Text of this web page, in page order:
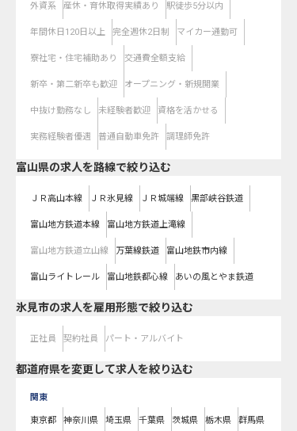
外資系 産休・育休取得実績あり 駅徒歩5分以内
年間休日120日以上 完全週休2日制 マイカー通勤可
寮社宅・住宅補助あり 交通費全額支給
新卒・第二新卒も歓迎 オープニング・新規開業
中抜け勤務なし 未経験者歓迎 資格を活かせる
実務経験者優遇 普通自動車免許 調理師免許
富山県の求人を路線で絞り込む
ＪＲ高山本線 ＪＲ氷見線 ＪＲ城端線 黒部峡谷鉄道
富山地方鉄道本線 富山地方鉄道上滝線
富山地方鉄道立山線 万葉線鉄道 富山地鉄市内線
富山ライトレール 富山地鉄都心線 あいの風とやま鉄道
氷見市の求人を雇用形態で絞り込む
正社員 契約社員 パート・アルバイト
都道府県を変更して求人を絞り込む
関東
東京都 神奈川県 埼玉県 千葉県 茨城県 栃木県 群馬県